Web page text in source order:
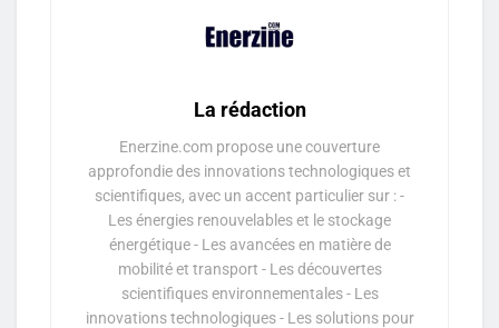
La rédaction
Enerzine.com propose une couverture
approfondie des innovations technologiques et
scientifiques, avec un accent particulier sur : -
Les énergies renouvelables et le stockage
énergétique - Les avancées en matière de
mobilité et transport - Les découvertes
scientifiques environnementales - Les
innovations technologiques - Les solutions pour